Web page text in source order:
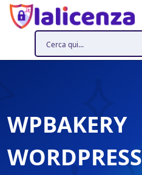
WPBAKERY
WORDPRESS